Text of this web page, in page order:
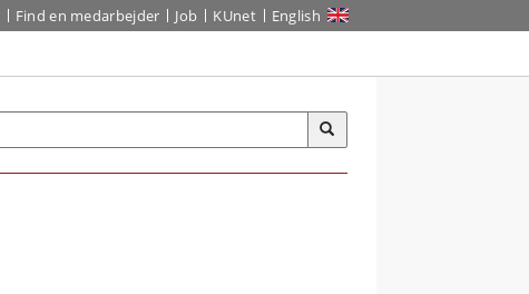
Find en medarbejder Job KUnet English